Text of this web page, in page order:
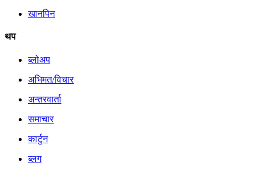
खानपिन
थप
ब्लोअप
अभिमत/विचार
अन्तरवार्ता
समाचार
कार्टुन
ब्लग